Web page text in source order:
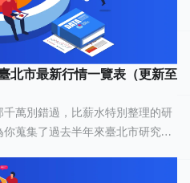
北市最新行情一覽表（更新至
真實的工作經歷，有 14 人認為